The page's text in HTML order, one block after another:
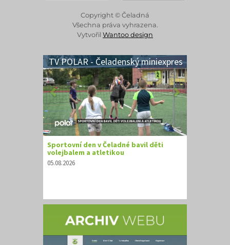
Copyright © Čeladná
Všechna práva vyhrazena.
Vytvořil Wantoo design